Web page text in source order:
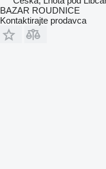
BAZAR ROUDNICE
Kontaktirajte prodavca